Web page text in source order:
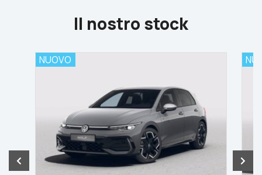
Il nostro stock
NUOVO